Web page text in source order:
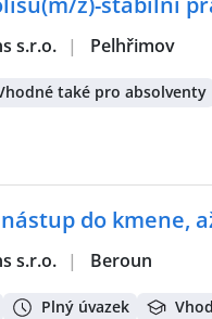
s.r.o. | Pelhřimov
také pro absolventy
do kmene,
s.r.o. | Beroun
Plný úvazek